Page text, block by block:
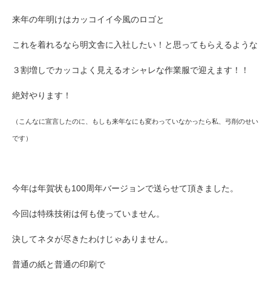
来年の年明けはカッコイイ今風のロゴと
これを着れるなら明文舎に入社したい！と思ってもらえるような
３割増しでカッコよく見えるオシャレな作業服で迎えます！！
絶対やります！
（こんなに宣言したのに、もしも来年なにも変わっていなかったら私、弓削のせい
です）
今年は年賀状も100周年バージョンで送らせて頂きました。
今回は特殊技術は何も使っていません。
決してネタが尽きたわけじゃありません。
普通の紙と普通の印刷で